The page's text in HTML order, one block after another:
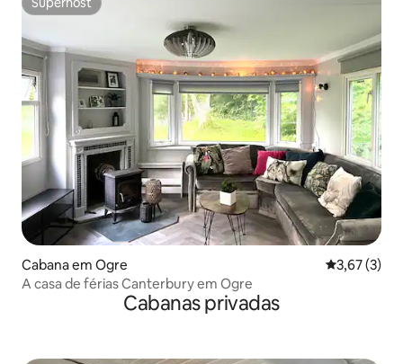
Superhost
Cabana em Ogre
3,67 (3)
A casa de férias Canterbury em Ogre
Cabanas privadas